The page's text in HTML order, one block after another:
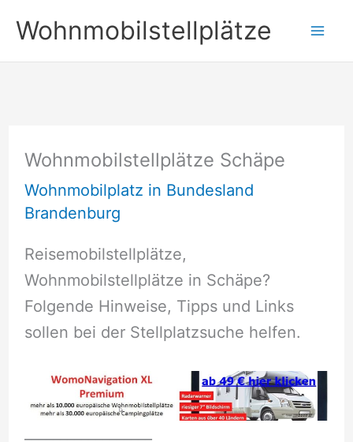
Inhalt
springen
Wohnmobilstellplätze
Wohnmobilstellplätze Schäpe
Wohnmobilplatz in Bundesland
Brandenburg
Reisemobilstellplätze,
Wohnmobilstellplätze in Schäpe?
Folgende Hinweise, Tipps und Links
sollen bei der Stellplatzsuche helfen.